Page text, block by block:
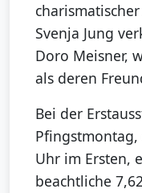
Svenja Jung
Doro Meisner,
als deren
Bei der
Pfingstmontag,
Uhr im Ersten,
beachtliche